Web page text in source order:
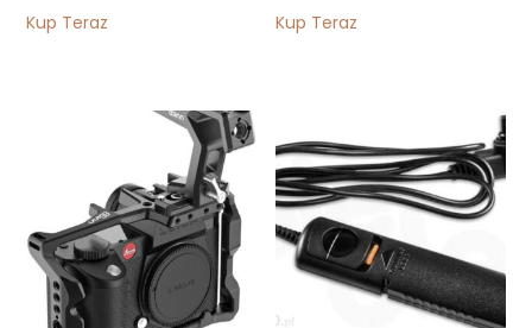
Kup Teraz Kup Teraz